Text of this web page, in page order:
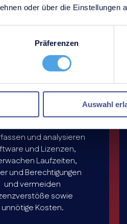
oder über die Einstellungen
Präferenzen
Auswahl
und analysieren
und Lizenzen,
Laufzeiten,
und Berechtigungen
und vermeiden
sowie
unnötige Kosten.